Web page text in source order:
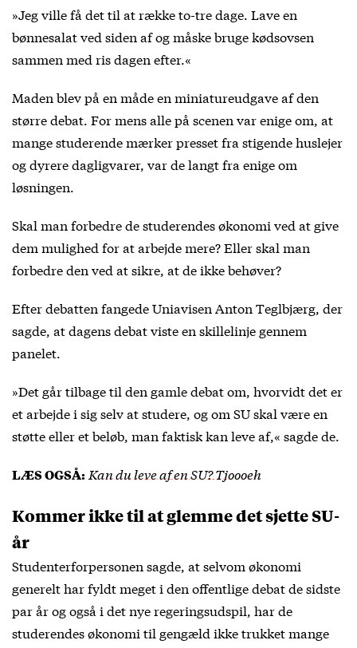
»Jeg ville få det til at række to-tre dage. Lave en
bønnesalat ved siden af og måske bruge kødsovsen
sammen med ris dagen efter.«
Maden blev på en måde en miniatureudgave af den
større debat. For mens alle på scenen var enige om, at
mange studerende mærker presset fra stigende huslejer
og dyrere dagligvarer, var de langt fra enige om
løsningen.
Skal man forbedre de studerendes økonomi ved at give
dem mulighed for at arbejde mere? Eller skal man
forbedre den ved at sikre, at de ikke behøver?
Efter debatten fangede Uniavisen Anton Teglbjærg, der
sagde, at dagens debat viste en skillelinje gennem
panelet.
»Det går tilbage til den gamle debat om, hvorvidt det er
et arbejde i sig selv at studere, og om SU skal være en
støtte eller et beløb, man faktisk kan leve af,« sagde de.
LÆS OGSÅ: Kan du leve af en SU? Tjoooeh
Kommer ikke til at glemme det sjette SU-
år
Studenterforpersonen sagde, at selvom økonomi
generelt har fyldt meget i den offentlige debat de sidste
par år og også i det nye regeringsudspil, har de
studerendes økonomi til gengæld ikke trukket mange